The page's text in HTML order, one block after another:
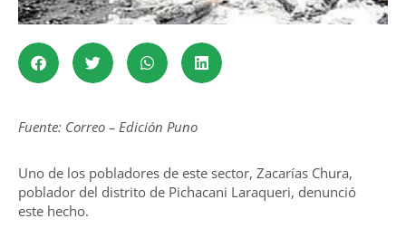
Fuente: Correo – Edición Puno
Uno de los pobladores de este sector, Zacarías Chura,
poblador del distrito de Pichacani Laraqueri, denunció
este hecho.